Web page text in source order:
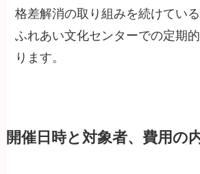
格差解消の取り組みを続けてい
ふれあい文化センターでの定期
ります。
開催日時と対象者、費用の